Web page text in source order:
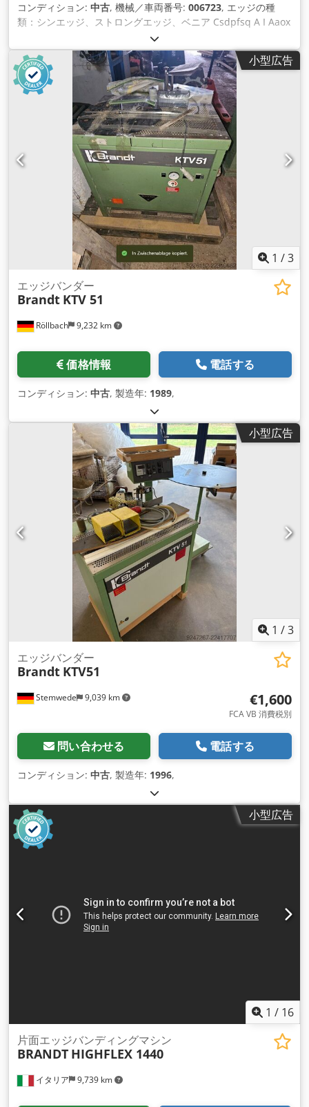
コンディション: 中古, 機械／車両番号: 006723, エッジの種
類：シンエッジ、ストロングエッジ、ベニア Csdpfsq A I Aaox
Aahjha 接着システム: EVA ジョイントフライス: はい 多機能ユ
ニット: はい 最大移動速度: 11 m/分
小型広告
1 /3
Röllbach 9,232 km
エッジバンダー
Brandt KTV 51
価格情報 電話する
コンディション: 中古, 製造年: 1989,
小型広告
1 /3
Stemwede 9,039 km
エッジバンダー
Brandt KTV51
€1,600
FCA VB 消費税別
問い合わせる 電話する
コンディション: 中古, 製造年: 1996,
小型広告
1 / 16
イタリア 9,739 km
片面エッジバンディングマシン
BRANDT HIGHFLEX 1440